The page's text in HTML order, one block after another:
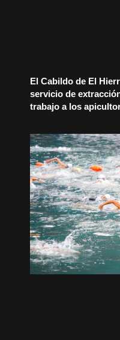
El Cabildo de El
servicio de
trabajo a los